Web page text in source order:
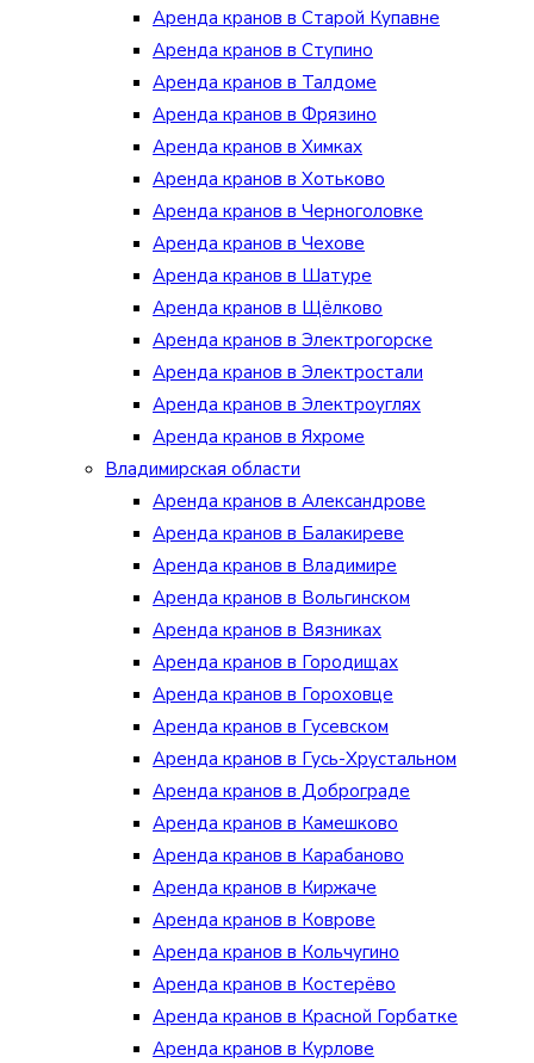
Аренда кранов в Старой Купавне
Аренда кранов в Ступино
Аренда кранов в Талдоме
Аренда кранов в Фрязино
Аренда кранов в Химках
Аренда кранов в Хотьково
Аренда кранов в Черноголовке
Аренда кранов в Чехове
Аренда кранов в Шатуре
Аренда кранов в Щёлково
Аренда кранов в Электрогорске
Аренда кранов в Электростали
Аренда кранов в Электроуглях
Аренда кранов в Яхроме
Владимирская области
Аренда кранов в Александрове
Аренда кранов в Балакиреве
Аренда кранов в Владимире
Аренда кранов в Вольгинском
Аренда кранов в Вязниках
Аренда кранов в Городищах
Аренда кранов в Гороховце
Аренда кранов в Гусевском
Аренда кранов в Гусь-Хрустальном
Аренда кранов в Доброграде
Аренда кранов в Камешково
Аренда кранов в Карабаново
Аренда кранов в Киржаче
Аренда кранов в Коврове
Аренда кранов в Кольчугино
Аренда кранов в Костерёво
Аренда кранов в Красной Горбатке
Аренда кранов в Курлове